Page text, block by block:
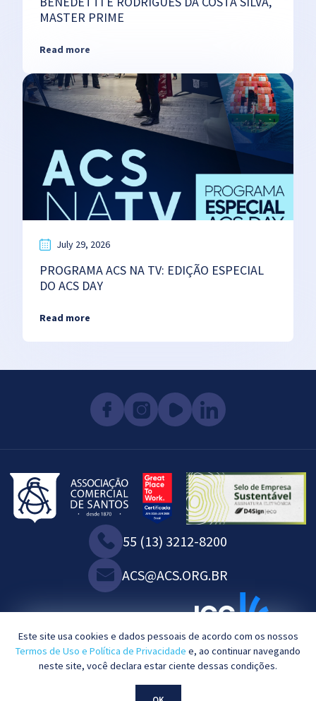
Este site usa cookies e dados pessoais de acordo com os nossos
Termos de Uso e Política de Privacidade e, ao continuar navegando
neste site, você declara estar ciente dessas condições.
MASTER PRIME
Read more
July 29, 2026
PROGRAMA ACS NA TV: EDIÇÃO ESPECIAL
DO ACS DAY
Read more
55 (13) 3212-8200
ACS@ACS.ORG.BR